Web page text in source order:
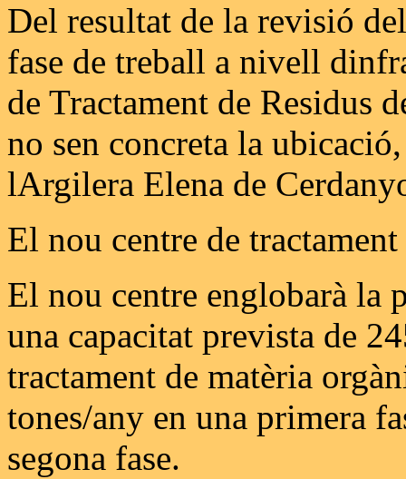
Del resultat de la revisió
fase de treball a nivell
de Tractament de Residus
no sen concreta la
lArgilera Elena de
El nou centre de
El nou centre englobarà la
una capacitat prevista de
tractament de matèria
tones/any en una primera
segona fase.